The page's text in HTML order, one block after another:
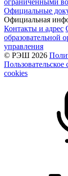
Официальные
Официальная
Контакты и адрес
образовательной
управления
© РЭШ 2026
Пользовательское
cookies